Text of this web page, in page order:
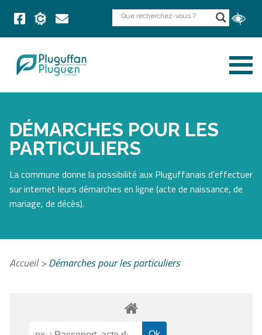
DÉMARCHES POUR LES
PARTICULIERS
La commune donne la possibilité aux Pluguffanais d'effectuer
sur internet leurs démarches en ligne (acte de naissance, de
mariage, de décès).
Accueil>Démarches pour les particuliers